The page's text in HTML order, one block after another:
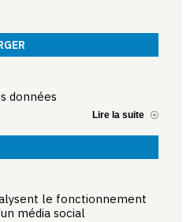
données
Lire la suite
le fonctionnement
média social